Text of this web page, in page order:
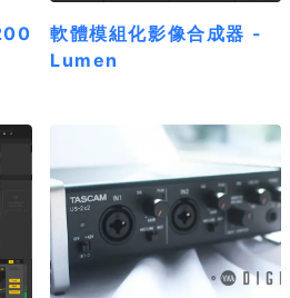
軟體模組化影像合成器 -
Lumen